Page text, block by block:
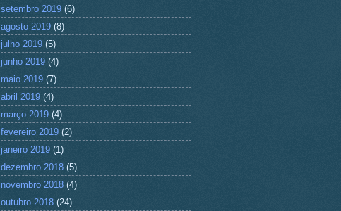
setembro 2019 (6)
agosto 2019 (8)
julho 2019 (5)
junho 2019 (4)
maio 2019 (7)
abril 2019 (4)
março 2019 (4)
fevereiro 2019 (2)
janeiro 2019 (1)
dezembro 2018 (5)
novembro 2018 (4)
outubro 2018 (24)